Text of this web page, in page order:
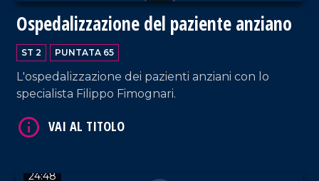
Ospedalizzazione del paziente anziano
ST 2 PUNTATA 65
L'ospedalizzazione dei pazienti anziani con lo
specialista Filippo Fimognari.
24:48
VAI AL TITOLO